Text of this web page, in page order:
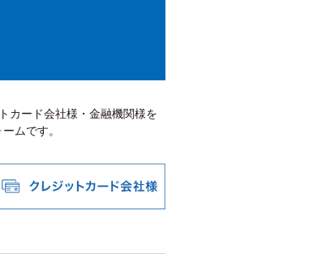
カード会社様・金融機関様を
ムです。